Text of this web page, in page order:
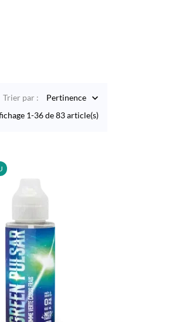
Trier par : Pertinence 
1-36 de 83 article(s)